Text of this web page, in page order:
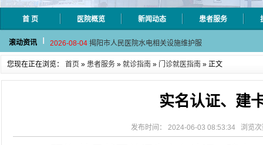
首 页 医院概览 新闻动态 患者服务
滚动资讯
2026-08-06 揭阳市人民医院采集自动对焦相机市
2026-08-04 揭阳市人民医院水电相关设施维护服
2026-07-31 学术聚力！妇儿分论坛精彩收官
2026-07-31 以学术聚合力 | 运动健康分论坛助
揭阳市人民医院水电相关设施维护服
学术聚力！妇儿分论坛精彩收官
2026-07-31 以学术聚合力 | 运动健康分论坛助
您现在正在浏览： 首页 » 患者服务 » 就诊指南 » 门诊就医指南 » 正文
实名认证、建
发布时间： 2024-06-03 08:53:34 浏览